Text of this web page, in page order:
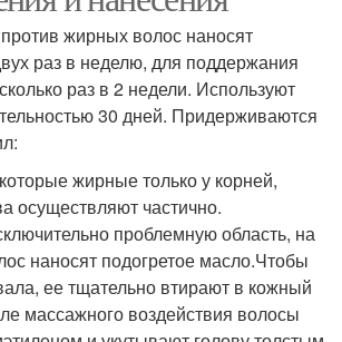
жирных волос наносят
раз в неделю, для поддержания
раз в 2 недели. Используют
30 дней. Придерживаются
жирные только у корней,
осуществляют частично.
проблемную область, на
наносят подогретое масло.Чтобы
ее тщательно втирают в кожный
массажного воздействия волосы